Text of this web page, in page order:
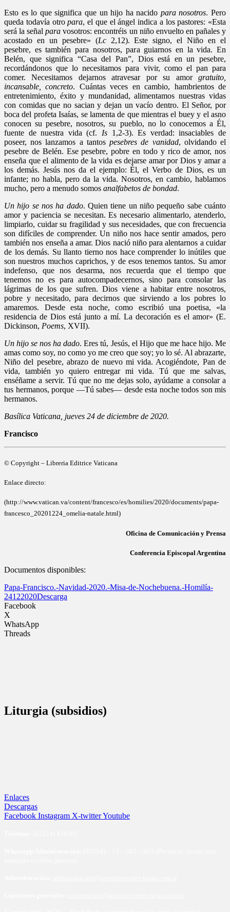
Esto es lo que significa que un hijo ha nacido para nosotros. Pero
queda todavía otropara, el que el ángel indica a los pastores: «Esta
será la señalparavosotros: encontréis un niño envuelto en pañales y
acostado en un pesebre» (Lc2,12). Este signo, el Niño en el
pesebre, es también para nosotros, para guiarnos en la vida. En
Belén, que significa “Casa del Pan”, Dios está en un pesebre,
recordándonos que lo necesitamos para vivir, como el pan para
comer. Necesitamos dejarnos atravesar por su amor gratuito,
incansable, concreto. Cuántas veces en cambio, hambrientos de
entretenimiento, éxito y mundanidad, alimentamos nuestras vidas
con comidas que no sacian y dejan un vacío dentro. El Señor, por
boca del profeta Isaías, se lamenta de que mientras el buey y el asno
conocen su pesebre, nosotros, su pueblo, no lo conocemos a Él,
fuente de nuestra vida (cf. Is 1,2-3). Es verdad: insaciables de
poseer, nos lanzamos a tantospesebres de vanidad, olvidando el
pesebre de Belén. Ese pesebre, pobre en todo y rico de amor, nos
enseña que el alimento de la vida es dejarse amar por Dios y amar a
los demás. Jesús nos da el ejemplo: Él, el Verbo de Dios, es un
infante; no habla, pero da la vida. Nosotros, en cambio, hablamos
mucho, pero a menudo somos analfabetos de bondad.
Un hijo se nos ha dado. Quien tiene un niño pequeño sabe cuánto
amor y paciencia se necesitan. Es necesario alimentarlo, atenderlo,
limpiarlo, cuidar su fragilidad y sus necesidades, que con frecuencia
son difíciles de comprender. Un niño nos hace sentir amados, pero
también nos enseña a amar. Dios nació niño para alentarnos a cuidar
de los demás. Su llanto tierno nos hace comprender lo inútiles que
son nuestros muchos caprichos, y de esos tenemos tantos. Su amor
indefenso, que nos desarma, nos recuerda que el tiempo que
tenemos no es para autocompadecernos, sino para consolar las
lágrimas de los que sufren. Dios viene a habitar entre nosotros,
pobre y necesitado, para decirnos que sirviendo a los pobres lo
amaremos. Desde esta noche, como escribió una poetisa, «la
residencia de Dios está junto a mí. La decoración es el amor» (E.
Dickinson, Poems, XVII).
Un hijo se nos ha dado. Eres tú, Jesús, el Hijo que me hace hijo. Me
amas como soy, no como yo me creo que soy; yo lo sé. Al abrazarte,
Niño del pesebre, abrazo de nuevo mi vida. Acogiéndote, Pan de
vida, también yo quiero entregar mi vida. Tú que me salvas,
enséñame a servir. Tú que no me dejas solo, ayúdame a consolar a
tus hermanos, porque —Tú sabes— desde esta noche todos son mis
hermanos.
Basílica Vaticana, jueves 24 de diciembre de 2020.
Francisco
© Copyright – Libreria Editrice Vaticana
Enlace directo:
(http://www.vatican.va/content/francesco/es/homilies/2020/documents/papa-
francesco_20201224_omelia-natale.html)
Oficina de Comunicación y Prensa
Conferencia Episcopal Argentina
Documentos disponibles:
Papa-Francisco.-Navidad-2020.-Misa-de-Nochebuena.-Homilía-
24122020Descarga
Facebook
X
WhatsApp
Threads
Liturgia (subsidios)
Enlaces
Descargas
Facebook Instagram X-twitterYoutube